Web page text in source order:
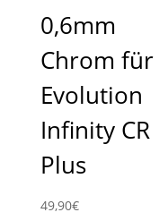
0,6mm
Chrom für
Evolution
Infinity CR
Plus
49,90€